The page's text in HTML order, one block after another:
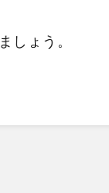
しょう。